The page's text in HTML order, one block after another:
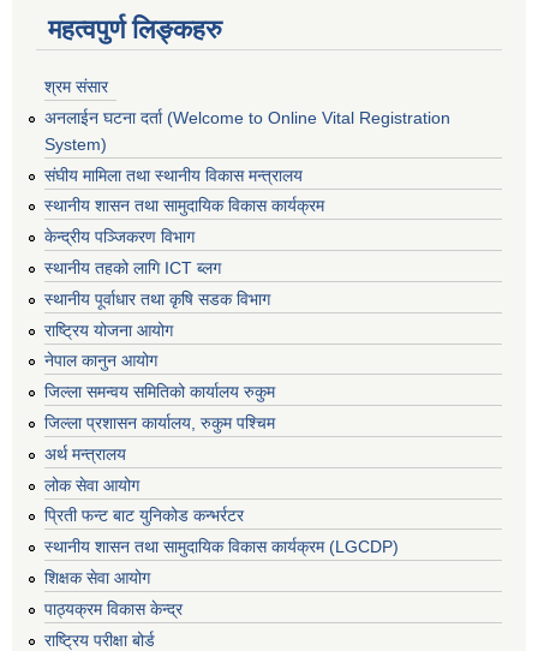
महत्वपुर्ण लिङ्कहरु
श्रम संसार
अनलाईन घटना दर्ता (Welcome to Online Vital Registration
System)
संघीय मामिला तथा स्थानीय विकास मन्त्रालय
स्थानीय शासन तथा सामुदायिक विकास कार्यक्रम
केन्द्रीय पञ्जिकरण विभाग
स्थानीय तहको लागि ICT ब्लग
स्थानीय पूर्वाधार तथा कृषि सडक विभाग
राष्ट्रिय योजना आयोग
नेपाल कानुन आयोग
जिल्ला समन्वय समितिको कार्यालय रुकुम
जिल्ला प्रशासन कार्यालय, रुकुम पश्चिम
अर्थ मन्त्रालय
लोक सेवा आयोग
प्रिती फन्ट बाट युनिकोड कन्भर्रटर
स्थानीय शासन तथा सामुदायिक विकास कार्यक्रम (LGCDP)
शिक्षक सेवा आयोग
पाठ्यक्रम विकास केन्द्र
राष्ट्रिय परीक्षा बोर्ड